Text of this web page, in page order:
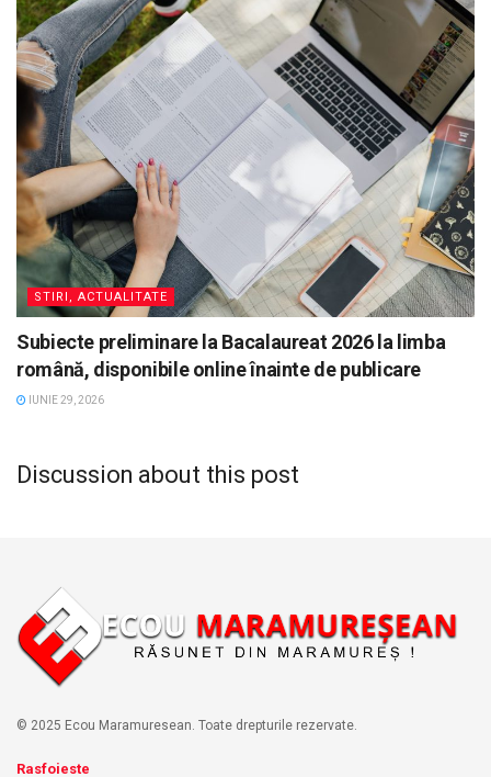
STIRI, ACTUALITATE
Subiecte preliminare la Bacalaureat 2026 la limba
română, disponibile online înainte de publicare
IUNIE 29, 2026
Discussion about this post
© 2025 Ecou Maramuresean. Toate drepturile rezervate.
Rasfoieste